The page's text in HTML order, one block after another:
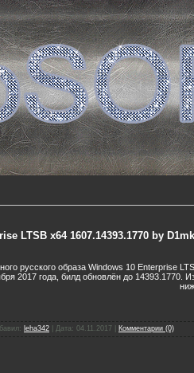
LTSB x64 1607.14393.1770 by
русского образа Windows 10 Enterprise
2017 года, билд обновлён до
leha342 Дата: 04.11.2017 Комментарии (0)